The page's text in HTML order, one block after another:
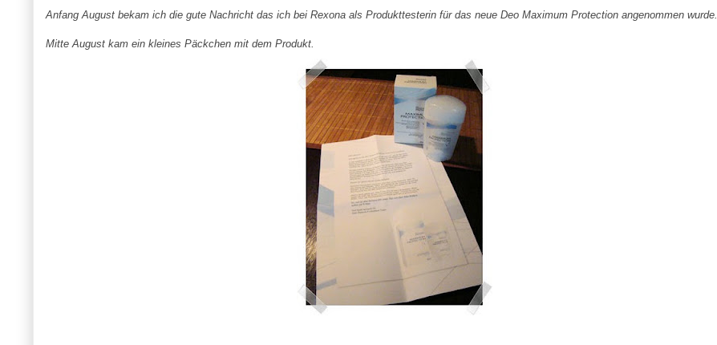
Anfang August bekam ich die gute Nachricht das ich bei Rexona als Produkttesterin für das neue Deo Maximum Protection angenommen wurde.
Mitte August kam ein kleines Päckchen mit dem Produkt.